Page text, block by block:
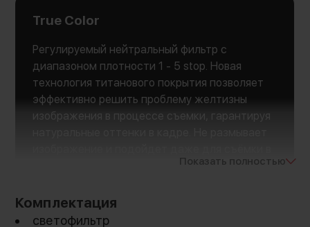
True Color
Регулируемый нейтральный фильтр с
диапазоном плотности 1 - 5 stop. Новая
технология титанового покрытия позволяет
эффективно решить проблему желтизны
изображения в процессе съемки, гарантируя
Показать полностью
Комплектация
светофильтр